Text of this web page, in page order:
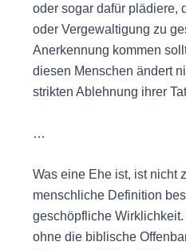
oder sogar dafür plädiere,
oder Vergewaltigung zu
Anerkennung kommen
diesen Menschen ändert
strikten Ablehnung ihrer
…
Was eine Ehe ist, ist nicht
menschliche Definition
geschöpfliche
ohne die biblische